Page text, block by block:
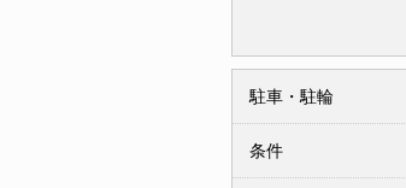
駐車・駐輪
条件